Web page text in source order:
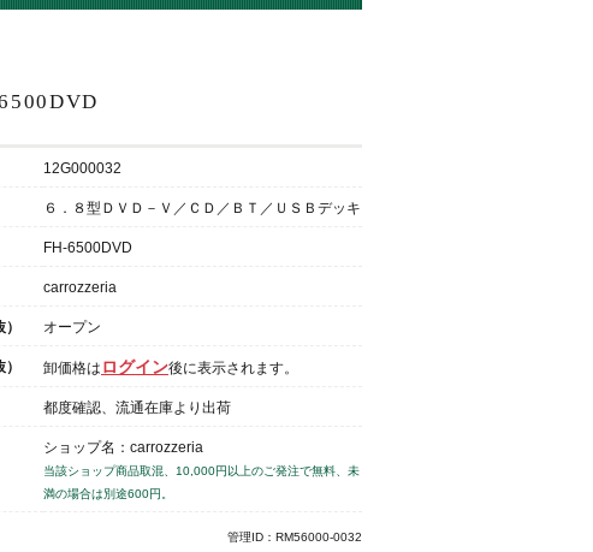
12G000032
６．８型ＤＶＤ－Ｖ／ＣＤ／ＢＴ／ＵＳＢデッキ
FH-6500DVD
carrozzeria
オープン
卸価格は ログイン後に表示されます。
都度確認、流通在庫より出荷
ショップ名：carrozzeria
当該ショップ商品取混、10,000円以上のご発注で無料、未
満の場合は別途600円。
管理ID：RM56000-0032